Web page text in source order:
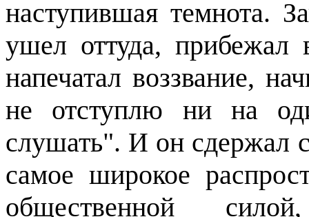
наступившая темнота.
ушел оттуда,
напечатал воззвание,
не отступлю ни на
слушать". И он сдержал
самое широкое
общественной